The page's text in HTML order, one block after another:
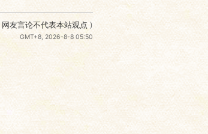
网友言论不代表本站观点 )
GMT+8, 2026-8-8 05:50